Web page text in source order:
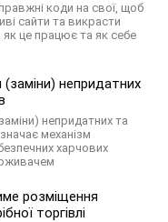
коди на свої, щоб
сайти та викрасти
як це працює та як себе
непридатних
непридатних та
механізм
харчових
розміщення
торгівлі